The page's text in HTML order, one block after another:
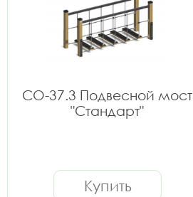
СО-37.3 Подвесной мост
"Стандарт"
Купить